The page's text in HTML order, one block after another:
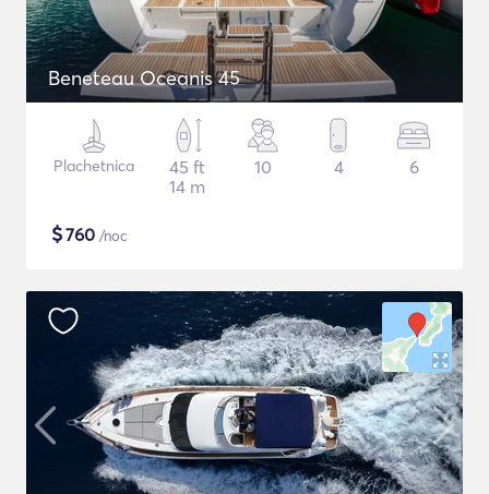
Beneteau Oceanis 45
Plachetnica
45 ft
14 m
10 4 6
$760 /noc